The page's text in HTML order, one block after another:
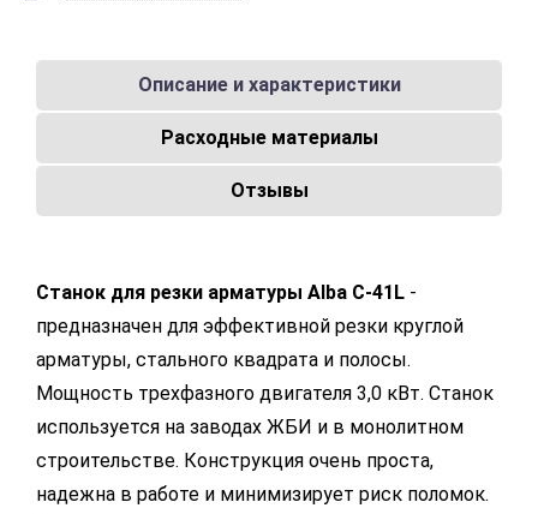
Описание и характеристики
Расходные материалы
Отзывы
Станок для резки арматуры Alba C-41L -
предназначен для эффективной резки круглой
арматуры, стального квадрата и полосы.
Мощность трехфазного двигателя 3,0 кВт. Станок
используется на заводах ЖБИ и в монолитном
строительстве. Конструкция очень проста,
надежна в работе и минимизирует риск поломок.